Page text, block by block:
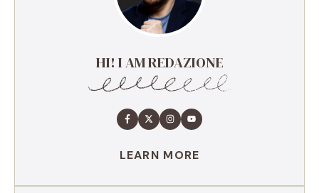
HI! I AM REDAZIONE
LEARN MORE